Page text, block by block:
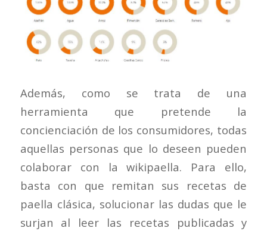
Además, como se trata de una
herramienta que pretende la
concienciación de los consumidores, todas
aquellas personas que lo deseen pueden
colaborar con la wikipaella. Para ello,
basta con que remitan sus recetas de
paella clásica, solucionar las dudas que le
surjan al leer las recetas publicadas y